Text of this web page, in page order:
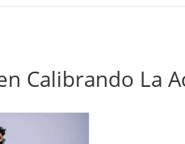
Calibrando La